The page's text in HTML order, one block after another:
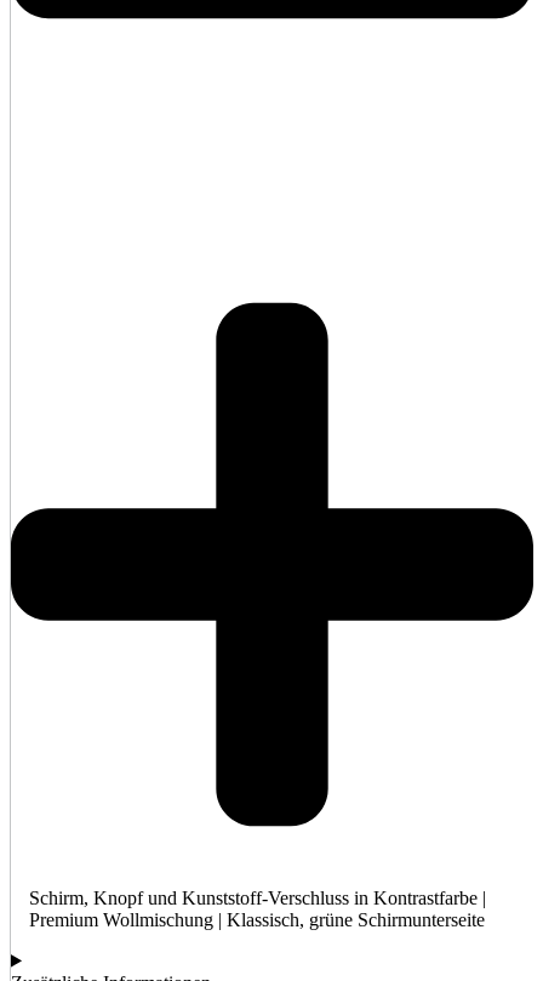
Schirm, Knopf und Kunststoff-Verschluss in Kontrastfarbe |
Premium Wollmischung | Klassisch, grüne Schirmunterseite